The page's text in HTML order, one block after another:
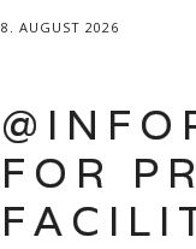
8. AUGUST 2026
FOR